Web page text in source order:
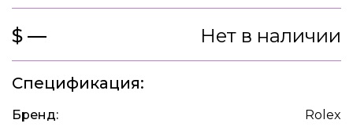
$ — Нет в наличии
Спецификация:
Бренд:
Rolex